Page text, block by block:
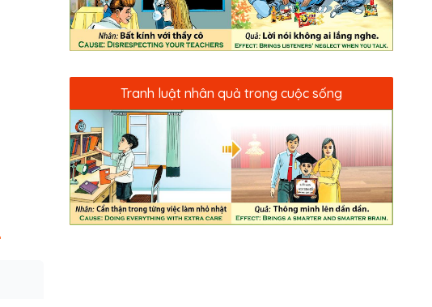
Tranh luật nhân quả trong cuộc sống